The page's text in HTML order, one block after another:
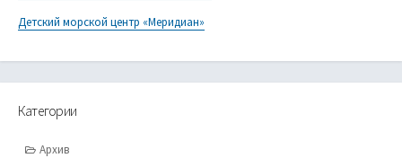
Детский морской центр «Меридиан»
Категории
Архив